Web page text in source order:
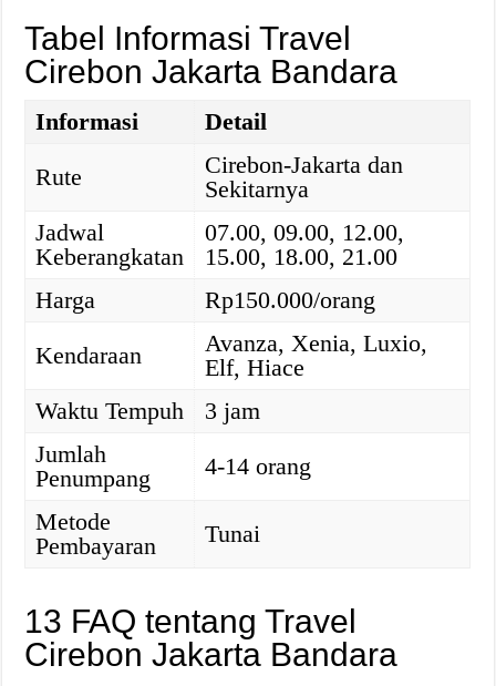
Tabel Informasi Travel
Cirebon Jakarta Bandara
Informasi
Detail
Rute
Cirebon-Jakarta dan
Sekitarnya
Jadwal
Keberangkatan
07.00, 09.00, 12.00,
15.00, 18.00, 21.00
Harga
Rp150.000/orang
Kendaraan
Avanza, Xenia, Luxio,
Elf, Hiace
Waktu Tempuh
3 jam
Jumlah
Penumpang
4-14 orang
Metode
Pembayaran
Tunai
13 FAQ tentang Travel
Cirebon Jakarta Bandara